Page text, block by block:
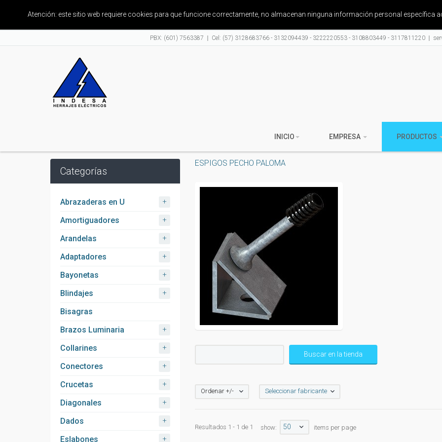
Atención: este sitio web requiere cookies para que funcione correctamente, no almacenan ninguna información personal específica
PBX: (601) 7563387 Cel: (57) 3128683766 - 3132094439 - 3222220553 - 3108803449 - 3117811220
INICIO EMPRESA PRODUCTOS
ESPIGOS PECHO PALOMA
Ordenar +/- Seleccionar fabricante
Resultados 1 - 1 de 1 show: 50 items per page
Categorías
Abrazaderas en U +
Amortiguadores +
Arandelas +
Adaptadores +
Bayonetas +
Blindajes +
Bisagras
Brazos Luminaria
+
Collarines +
Conectores +
Crucetas +
Diagonales +
Dados +
Eslabones +